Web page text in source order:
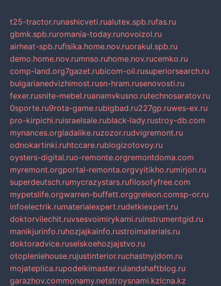
t25-tractor.runashicveti.rualutex.spb.rufas.ru
gbmk.spb.ruromania-today.runovoizol.ru
airheat-spb.rufisika.home.nov.ruorakul.spb.ru
demo.home.nov.rumnso.ruhome.nov.rucemko.ru
comp-land.org7gazet.rubicom-oil.rusuperiorsearch.ru
bulgarianedvizhimost.rusn-hram.rusenovosti.ru
fexer.rusnite-mebel.ruanamvkusno.rutechnosaratov.ru
0sporte.ru9rota-game.rubigbad.ru227gp.ruwes-ex.ru
pro-kirpichi.ruisraelsale.rublack-lady.rustroy-db.com
mynances.orgladalike.ruzozor.rudvigremont.ru
odnokartinki.ruhtccare.rublogizotovoy.ru
oysters-digital.ruo-remonte.orgremontdoma.com
myremont.orgportal-remonta.orgvyitikho.rumirjon.ru
superdeutsch.rumycrazystars.rufilosofyfree.com
mypetslife.orgwarren-buffett.orggreleon.comsp-or.ru
infoelectrik.rumaterialexpert.rudetkiexpert.ru
doktorvilechit.ruvsesvoimirykami.ruinstrumentgid.ru
manikjurinfo.ruhozjajkainfo.rustroimaterials.ru
doktoradvice.ruselskoehozjajstvo.ru
otopleniehouse.rujustinterior.ruchastnyjdom.ru
mojateplica.rupodelkimaster.rulandshaftblog.ru
garazhov.commonamy.netstroysnami.kzlcna.kz